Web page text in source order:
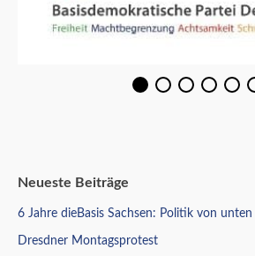
Neueste Beiträge
6 Jahre dieBasis Sachsen: Politik von
Dresdner Montagsprotest